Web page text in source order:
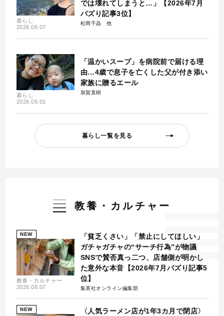
暮らし
2026.08.07
では壊れてしまうと…」【2026年7月
バズり記事3位】
松岡千晶
暮らし
2026.08.01
「温かいスープ」を病院前で届ける理
由…4歳で息子を亡くした父が付き添い
家族に贈るエール
加賀直樹
暮らし一覧を見る
教養・カルチャー
NEW
教養・カルチャー
2026.08.07
「貧乏くさい」「禁止にしてほしい」
ガチャガチャの“サーチ行為”が物議
SNSで賛否真っ二つ、店舗側が明かし
た意外な本音【2026年7月バズり記事5
位】
集英社オンライン編集部
NEW
〈人気ラーメン店が1年3カ月で閉店〉